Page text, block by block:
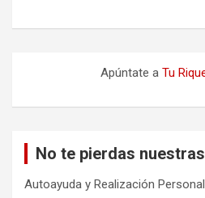
Apúntate a Tu
No te pierdas
Autoayuda y Realización Personal